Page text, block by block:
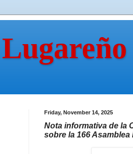
Friday, November 14, 2025
Nota informativa de la
sobre la 166